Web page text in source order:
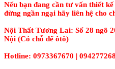
Nếu bạn đang cần tư vấn thiết
đừng ngần ngại hãy liên hệ cho
Nội Thất Tương Lai: Số 28 ngõ
Nội (Có chỗ để ôtô)
Hotline: 0973367670 |